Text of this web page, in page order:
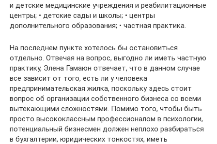
и детские медицинские учреждения и реабилитационные
центры; • детские сады и школы; • центры
дополнительного образования; • частная практика.
На последнем пункте хотелось бы остановиться
отдельно. Отвечая на вопрос, выгодно ли иметь частную
практику, Элена Гамаюн отвечает, что в данном случае
все зависит от того, есть ли у человека
предпринимательская жилка, поскольку здесь стоит
вопрос об организации собственного бизнеса со всеми
вытекающими сложностями. Помимо того, чтобы быть
просто высококлассным профессионалом в психологии,
потенциальный бизнесмен должен неплохо разбираться
в бухгалтерии, юридических тонкостях, иметь